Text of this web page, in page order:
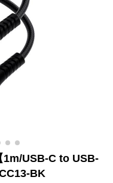
1m/USB-C to USB-
BK